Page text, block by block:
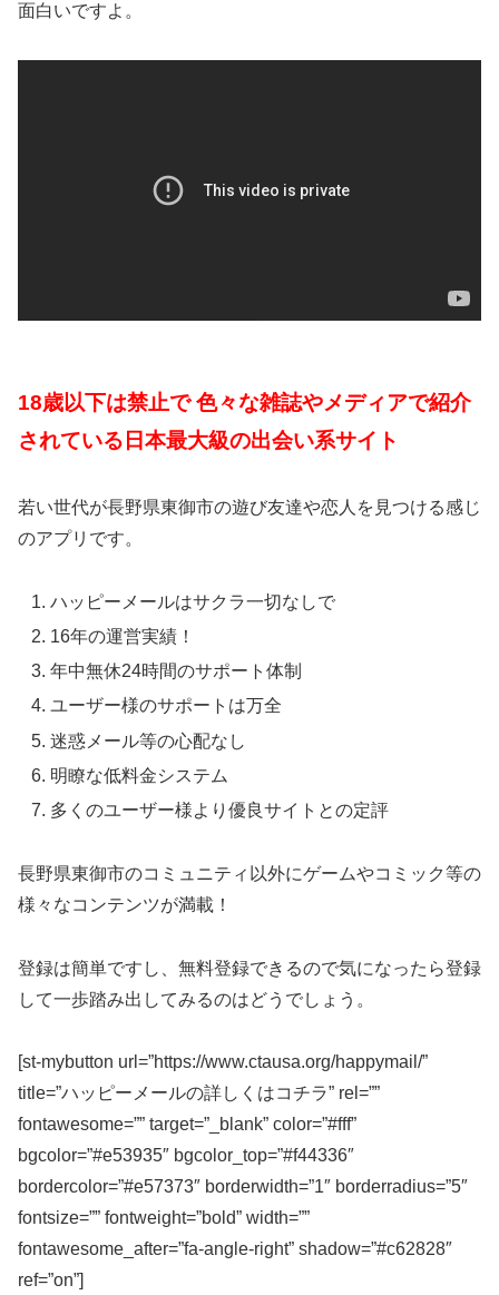
面白いですよ。
18歳以下は禁止で 色々な雑誌やメディアで紹介
されている日本最大級の出会い系サイト
若い世代が長野県東御市の遊び友達や恋人を見つける感じ
のアプリです。
ハッピーメールはサクラ一切なしで
16年の運営実績！
年中無休24時間のサポート体制
ユーザー様のサポートは万全
迷惑メール等の心配なし
明瞭な低料金システム
多くのユーザー様より優良サイトとの定評
長野県東御市のコミュニティ以外にゲームやコミック等の
様々なコンテンツが満載！
登録は簡単ですし、無料登録できるので気になったら登録
して一歩踏み出してみるのはどうでしょう。
[st-mybutton url=”https://www.ctausa.org/happymail/”
title=”ハッピーメールの詳しくはコチラ” rel=””
fontawesome=”” target=”_blank” color=”#fff”
bgcolor=”#e53935″ bgcolor_top=”#f44336″
bordercolor=”#e57373″ borderwidth=”1″ borderradius=”5″
fontsize=”” fontweight=”bold” width=””
fontawesome_after=”fa-angle-right” shadow=”#c62828″
ref=”on”]